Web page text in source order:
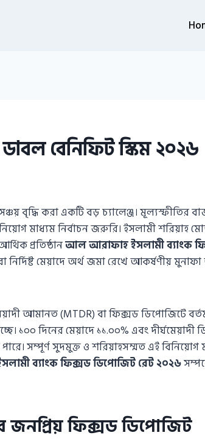
বেনিফিট স্কিম ২০২৬
বৃদ্ধি করা একটি বড় চ্যালেঞ্জ। মূল্যস্ফীতির
মাধ্যম নির্বাচন জরুরি। ইসলামী শরিয়াহ
প্রতিষ্ঠানআল আরাফাহ ইসলামী ব্যাংক
নির্দিষ্ট মেয়াদে অর্থ জমা রেখে আকর্ষণীয়
আমানত (MTDR) বা ফিক্সড ডিপোজিটে
১০০ দিনের মেয়াদে ১১.০০% এবং দীর্ঘমেয়াদী
পারে। সম্পূর্ণ সুদমুক্ত ও শরিয়াহসম্মত এই
ব্যাংক ফিক্সড ডিপোজিট রেট ২০২৬
ফিক্সড ডিপোজিট